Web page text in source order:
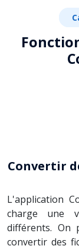
Convertir
L'application
charge une
différents. On
convertir des